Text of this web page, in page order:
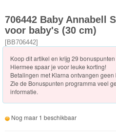
Nieuwe
artikelen
2023
Pop
Voor
Babys
706442 Baby Annabell
voor baby's (30 cm)
[BB706442]
Koop dit artikel en krijg 29
Hiermee spaar je voor leuke korting!
Betalingen met Klarna ontvangen geen
Zie de Bonuspunten programma veel
informatie.
Nog maar 1 beschikbaar